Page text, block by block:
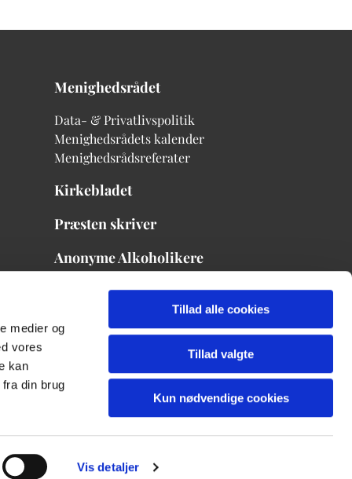
medier og
vores
kan
din brug
Vis detaljer
Tillad alle cookies
Tillad valgte
Kun nødvendige cookies
Menighedsrådet
Data- & Privatlivspolitik
Menighedsrådets kalender
Menighedsrådsreferater
Kirkebladet
Præsten skriver
Anonyme Alkoholikere
Menighedsrådets mødekalender